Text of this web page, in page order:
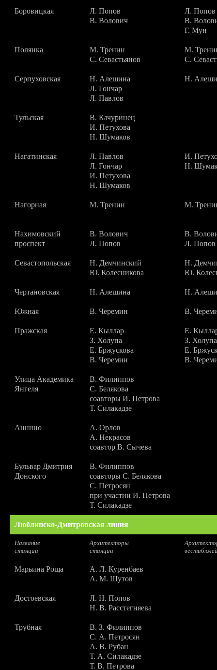
Боровицкая
Л. Попов
В. Волович
Л. Попов
В.
Г. Мун
Полянка
М. Тренин
С. Севастьянов
М.
С.
Серпуховская
Н. Алешина
Л. Гончар
Л. Павлов
Н.
Тульская
В. Качуринец
И. Петухова
Н. Шумаков
Нагатинская
Л. Павлов
Л. Гончар
И. Петухова
Н. Шумаков
И.
Н.
Нагорная М. Тренин М.
Нахимовский
проспект
В. Волович
Л. Попов
В.
Л. Попов
Севастопольская
Н. Демчинский
Ю. Колесникова
Н.
Ю.
Чертановская Н. Алешина Н.
Южная В. Черемин В.
Пражская
Е. Кыллар
З. Холупа
Е. Бржускова
В. Черемин
Е.
З. Холупа
Е.
В.
Улица Академика
Янгеля
В. Филиппов
С. Белякова
соавторы И. Петрова
Т. Силакадзе
Аннино
А. Орлов
А. Некрасов
соавтор В. Сычева
Бульвар Дмитрия
Донского
В. Филиппов
соавторы С. Белякова
С. Петросян
при участии И. Петрова
Т. Силакадзе
Люблинско-Дмитровская линия
Название
станции
Архитекторы
станции
Марьина Роща
А. Л. Куренбаев
А. М. Шутов
Достоевская
Л. Н. Попов
Н. В. Расстегняева
Трубная
В. З. Филиппов
С. А. Петросян
А. В. Рубан
Т. А. Силакадзе
Т. В. Петрова